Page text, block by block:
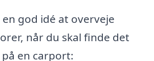
god idé at overveje
når du skal finde det
en carport: